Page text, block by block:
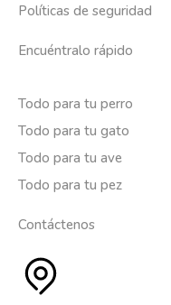
Políticas de seguridad
Encuéntralo rápido
Todo para tu perro
Todo para tu gato
Todo para tu ave
Todo para tu pez
Contáctenos